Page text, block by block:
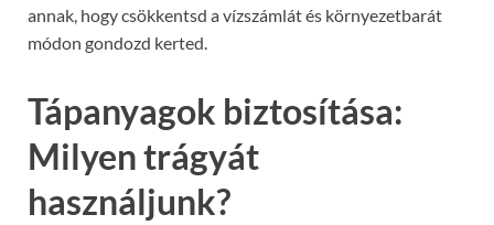
annak, hogy csökkentsd a vízszámlát és környezetbarát
módon gondozd kerted.
Tápanyagok biztosítása:
Milyen trágyát
használjunk?